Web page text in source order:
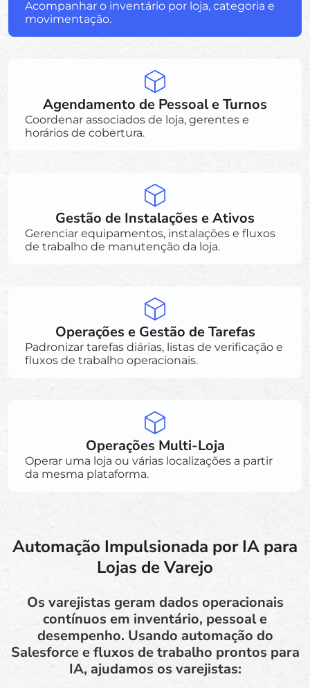
Acompanhar o inventário por loja, categoria e
movimentação.
Agendamento de Pessoal e Turnos
Coordenar associados de loja, gerentes e
horários de cobertura.
Gestão de Instalações e Ativos
Gerenciar equipamentos, instalações e fluxos
de trabalho de manutenção da loja.
Operações e Gestão de Tarefas
Padronizar tarefas diárias, listas de verificação e
fluxos de trabalho operacionais.
Operações Multi-Loja
Operar uma loja ou várias localizações a partir
da mesma plataforma.
Automação Impulsionada por IA para
Lojas de Varejo
Os varejistas geram dados operacionais
contínuos em inventário, pessoal e
desempenho. Usando automação do
Salesforce e fluxos de trabalho prontos para
IA, ajudamos os varejistas: